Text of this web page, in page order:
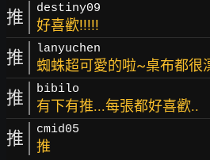
推 destiny09
好喜歡!!!!!
推 lanyuchen
蜘蛛超可愛的啦~桌布都很
推 bibilo
有下有推...每張都好喜歡..
推 cmid05
推